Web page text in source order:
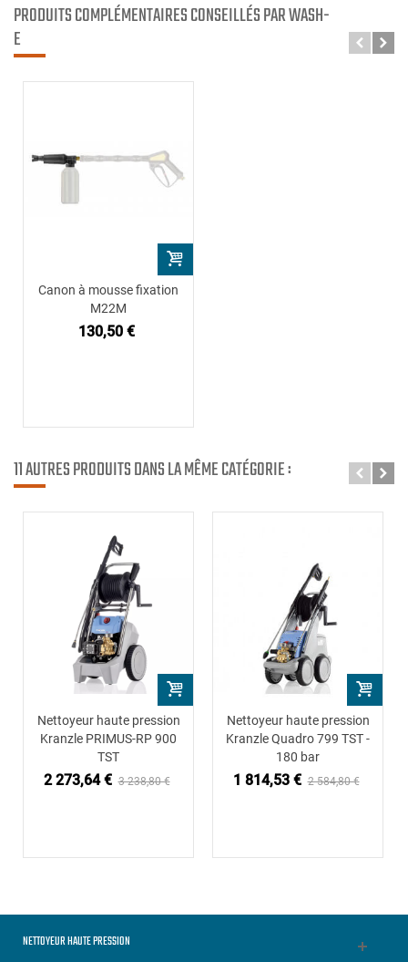
PRODUITS COMPLÉMENTAIRES CONSEILLÉS PAR WASH-
E
Canon à mousse fixation
M22M
130,50 €
11 AUTRES PRODUITS DANS LA MÊME CATÉGORIE :
Nettoyeur haute pression
Kranzle PRIMUS-RP 900
TST
2 273,64 € 3 238,80 €
Nettoyeur haute pression
Kranzle Quadro 799 TST -
180 bar
1 814,53 € 2 584,80 €
NETTOYEUR HAUTE PRESSION